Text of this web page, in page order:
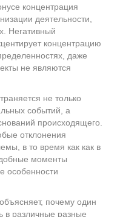
концентрация
деятельности,
Негативный
концентрацию
даже
не являются
не только
событий, а
происходящего.
отклонения
в то время как как в
моменты
особенности
почему один
в различные разные